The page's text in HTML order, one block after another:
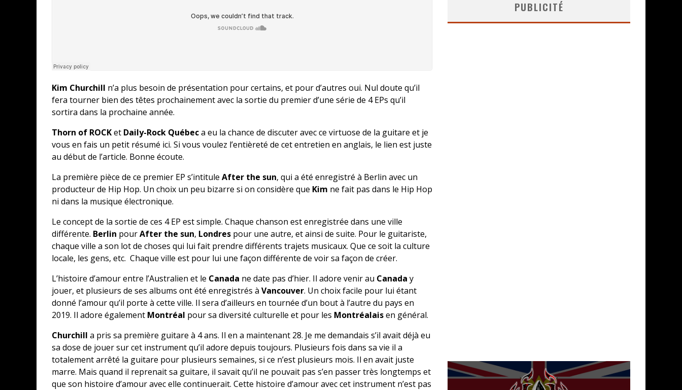
Kim Churchill n’a plus besoin de présentation pour certains, et pour d’autres oui. Nul doute qu’il
fera tourner bien des têtes prochainement avec la sortie du premier d’une série de 4 EPs qu’il
sortira dans la prochaine année.
Thorn of ROCKet Daily-Rock Québeca eu la chance de discuter avec ce virtuose de la guitare et je
vous en fais un petit résumé ici. Si vous voulez l’entièreté de cet entretien en anglais, le lien est juste
au début de l’article. Bonne écoute.
La première pièce de ce premier EP s’intitule After the sun, qui a été enregistré à Berlin avec un
producteur de Hip Hop. Un choix un peu bizarre si on considère que Kim ne fait pas dans le Hip Hop
ni dans la musique électronique.
Le concept de la sortie de ces 4 EP est simple. Chaque chanson est enregistrée dans une ville
différente. Berlin pourAfter the sun, Londres pour une autre, et ainsi de suite. Pour le guitariste,
chaque ville a son lot de choses qui lui fait prendre différents trajets musicaux. Que ce soit la culture
locale, les gens, etc. Chaque ville est pour lui une façon différente de voir sa façon de créer.
L’histoire d’amour entre l’Australien et le Canada ne date pas d’hier. Il adore venir au Canada y
jouer, et plusieurs de ses albums ont été enregistrés à Vancouver. Un choix facile pour lui étant
donné l’amour qu’il porte à cette ville. Il sera d’ailleurs en tournée d’un bout à l’autre du pays en
2019. Il adore également Montréal pour sa diversité culturelle et pour les Montréalaisen général.
Churchill a pris sa première guitare à 4 ans. Il en a maintenant 28. Je me demandais s’il avait déjà eu
sa dose de jouer sur cet instrument qu’il adore depuis toujours. Plusieurs fois dans sa vie il a
totalement arrêté la guitare pour plusieurs semaines, si ce n’est plusieurs mois. Il en avait juste
marre. Mais quand il reprenait sa guitare, il savait qu’il ne pouvait pas s’en passer très longtemps et
que son histoire d’amour avec elle continuerait. Cette histoire d’amour avec cet instrument n’est pas
PUBLICITÉ